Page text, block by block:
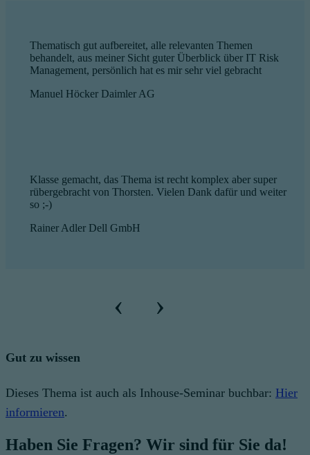
Thematisch gut aufbereitet, alle relevanten Themen
behandelt, aus meiner Sicht guter Überblick über IT Risk
Management, persönlich hat es mir sehr viel gebracht
Manuel Höcker Daimler AG
Klasse gemacht, das Thema ist recht komplex aber super
rübergebracht von Thorsten. Vielen Dank dafür und weiter
so ;-)
Rainer Adler Dell GmbH
‹ ›
Gut zu wissen
Dieses Thema ist auch als Inhouse-Seminar buchbar: Hier
informieren.
Haben Sie Fragen? Wir sind für Sie da!